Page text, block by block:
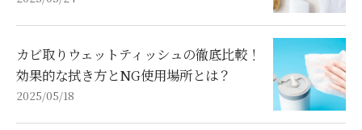
カビ取りウェットティッシュの徹底比較！
効果的な拭き方とNG使用場所とは？
2025/05/18